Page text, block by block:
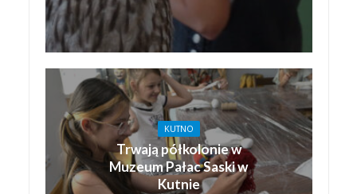
KUTNO
Trwają półkolonie w
Muzeum Pałac Saski w
Kutnie